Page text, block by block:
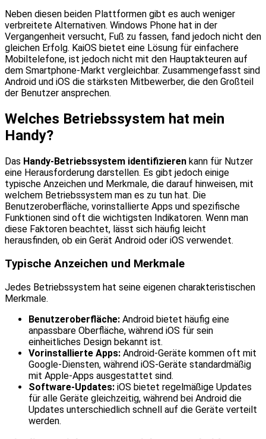
Neben diesen beiden Plattformen gibt es auch weniger
verbreitete Alternativen. Windows Phone hat in der
Vergangenheit versucht, Fuß zu fassen, fand jedoch nicht den
gleichen Erfolg. KaiOS bietet eine Lösung für einfachere
Mobiltelefone, ist jedoch nicht mit den Hauptakteuren auf
dem Smartphone-Markt vergleichbar. Zusammengefasst sind
Android und iOS die stärksten Mitbewerber, die den Großteil
der Benutzer ansprechen.
Welches Betriebssystem hat mein
Handy?
Das Handy-Betriebssystem identifizieren kann für Nutzer
eine Herausforderung darstellen. Es gibt jedoch einige
typische Anzeichen und Merkmale, die darauf hinweisen, mit
welchem Betriebssystem man es zu tun hat. Die
Benutzeroberfläche, vorinstallierte Apps und spezifische
Funktionen sind oft die wichtigsten Indikatoren. Wenn man
diese Faktoren beachtet, lässt sich häufig leicht
herausfinden, ob ein Gerät Android oder iOS verwendet.
Typische Anzeichen und Merkmale
Jedes Betriebssystem hat seine eigenen charakteristischen
Merkmale.
Benutzeroberfläche: Android bietet häufig eine
anpassbare Oberfläche, während iOS für sein
einheitliches Design bekannt ist.
Vorinstallierte Apps: Android-Geräte kommen oft mit
Google-Diensten, während iOS-Geräte standardmäßig
mit Apple-Apps ausgestattet sind.
Software-Updates: iOS bietet regelmäßige Updates
für alle Geräte gleichzeitig, während bei Android die
Updates unterschiedlich schnell auf die Geräte verteilt
werden.